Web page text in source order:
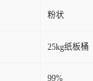
粉状
25kg纸板桶
99%